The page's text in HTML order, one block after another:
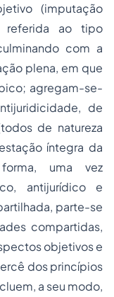
(imputação
referida ao tipo
com a
plena, em que
; agregam-se-
de
de natureza
íntegra da
uma vez
antijurídico e
parte-se
compartidas,
objetivos e
dos princípios
a seu modo,